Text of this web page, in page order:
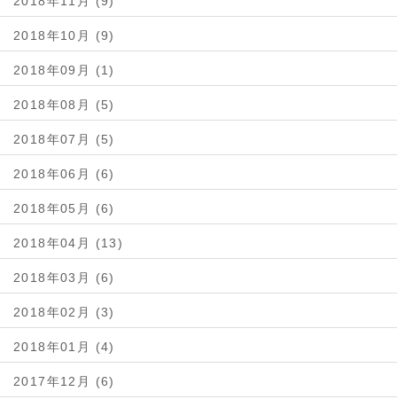
2018年10月 (9)
2018年09月 (1)
2018年08月 (5)
2018年07月 (5)
2018年06月 (6)
2018年05月 (6)
2018年04月 (13)
2018年03月 (6)
2018年02月 (3)
2018年01月 (4)
2017年12月 (6)